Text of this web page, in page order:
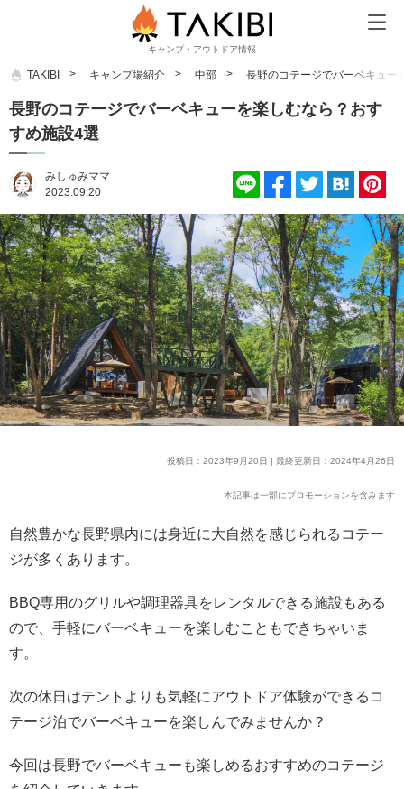
キャンプ・アウトドア情報
TAKIBI キャンプ場紹介 中部 長野のコテージでバーベキュー
長野のコテージでバーベキューを楽しむなら？おす
すめ施設4選
みしゅみママ
2023.09.20
投稿日：2023年9月20日 | 最終更新日：2024年4月26日
本記事は一部にプロモーションを含みます
自然豊かな長野県内には身近に大自然を感じられるコテー
ジが多くあります。
BBQ専用のグリルや調理器具をレンタルできる施設もある
ので、手軽にバーベキューを楽しむこともできちゃいま
す。
次の休日はテントよりも気軽にアウトドア体験ができるコ
テージ泊でバーベキューを楽しんでみませんか？
今回は長野でバーベキューも楽しめるおすすめのコテージ